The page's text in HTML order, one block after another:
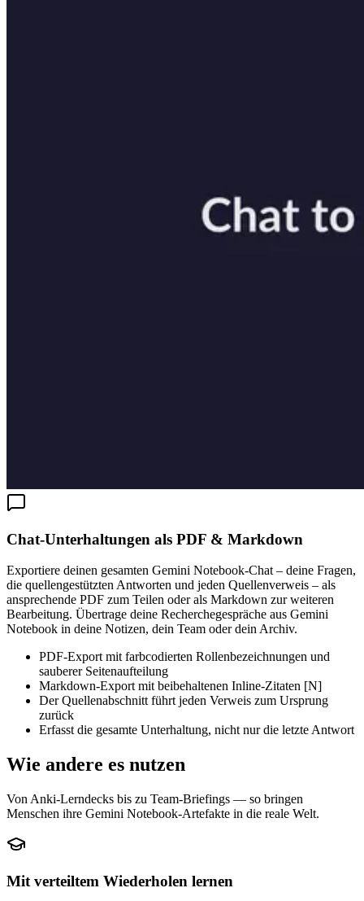
Chat-Unterhaltungen als PDF & Markdown
Exportiere deinen gesamten Gemini Notebook-Chat – deine Fragen,
die quellengestützten Antworten und jeden Quellenverweis – als
ansprechende PDF zum Teilen oder als Markdown zur weiteren
Bearbeitung. Übertrage deine Recherchegespräche aus Gemini
Notebook in deine Notizen, dein Team oder dein Archiv.
PDF-Export mit farbcodierten Rollenbezeichnungen und
sauberer Seitenaufteilung
Markdown-Export mit beibehaltenen Inline-Zitaten [N]
Der Quellenabschnitt führt jeden Verweis zum Ursprung
zurück
Erfasst die gesamte Unterhaltung, nicht nur die letzte Antwort
Wie andere es nutzen
Von Anki-Lerndecks bis zu Team-Briefings — so bringen
Menschen ihre Gemini Notebook-Artefakte in die reale Welt.
Mit verteiltem Wiederholen lernen